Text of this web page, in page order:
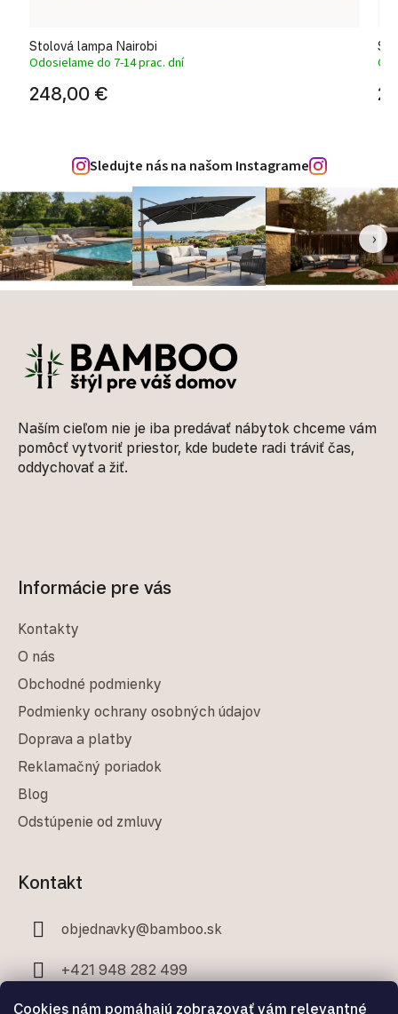
Cookies nám pomáhajú zobrazovať vám relevantné
Stolová lampa Nairobi
Odosielame do 7-14 prac. dní
248,00 €
Sledujte nás na našom Instagrame
‹ ›
Naším cieľom nie je iba predávať nábytok chceme vám
pomôcť vytvoriť priestor, kde budete radi tráviť čas,
oddychovať a žiť.
Informácie pre vás
Kontakty
O nás
Obchodné podmienky
Podmienky ochrany osobných údajov
Doprava a platby
Reklamačný poriadok
Blog
Odstúpenie od zmluvy
Kontakt
objednavky@bamboo.sk
+421 948 282 499
+421 907 706 329